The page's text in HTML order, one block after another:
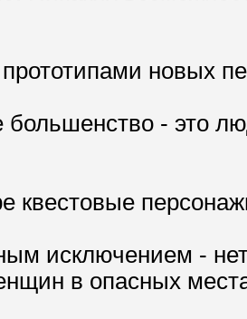
новых
- это
квестовые
исключением -
в опасных